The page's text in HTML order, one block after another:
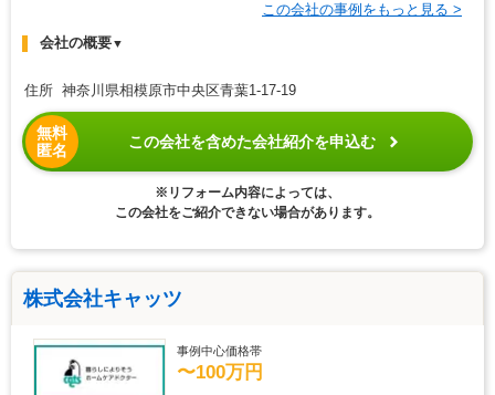
この会社の事例をもっと見る >
会社の概要▼
住所 神奈川県相模原市中央区青葉1-17-19
無料
匿名
この会社を含めた会社紹介を申込む
※リフォーム内容によっては、
この会社をご紹介できない場合があります。
株式会社キャッツ
事例中心価格帯
〜100万円